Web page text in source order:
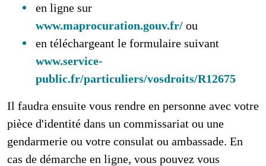
en ligne sur
www.maprocuration.gouv.fr/ ou
en téléchargeant le formulaire suivant
www.service-
public.fr/particuliers/vosdroits/R12675
Il faudra ensuite vous rendre en personne avec votre
pièce d'identité dans un commissariat ou une
gendarmerie ou votre consulat ou ambassade. En
cas de démarche en ligne, vous pouvez vous